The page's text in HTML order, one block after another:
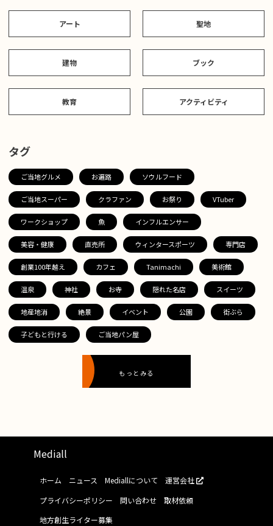
アート 聖地
建物 ブック
教育 アクティビティ
タグ
ご当地グルメ お遍路 ソウルフード
ご当地スーパー クラファン お祭り VTuber
ワークショップ 魚 インフルエンサー
美容・健康 直売所 ウィンタースポーツ 専門店
創業100年越え カフェ Tanimachi 美術館
温泉 神社 お寺 隠れた名店 スイーツ
地産地消 絶景 イベント 公園 街ぶら
子どもと行ける ご当地パン屋
もっとみる
Mediall
ホーム ニュース Mediallについて
運営会社
プライバシーポリシー
問い合わせ
取材依頼
地方創生ライター募集